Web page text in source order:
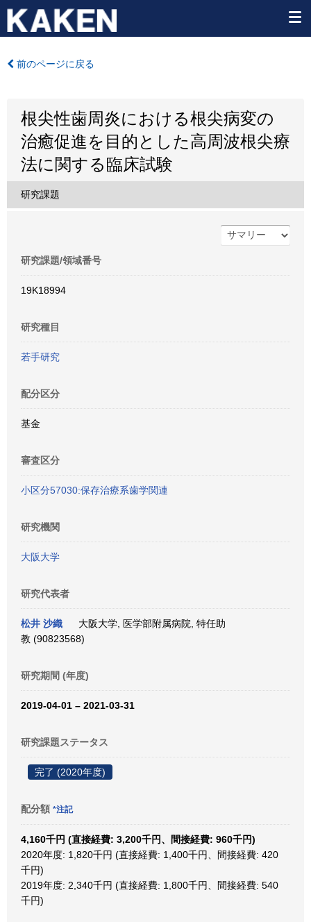
前のページに戻る
根尖性歯周炎における根尖病変の
治癒促進を目的とした高周波根尖療
法に関する臨床試験
研究課題
研究課題/領域番号
19K18994
研究種目
若手研究
配分区分
基金
審査区分
小区分57030:保存治療系歯学関連
研究機関
大阪大学
研究代表者
松井 沙織
大阪大学, 医学部附属病院, 特任助
教 (90823568)
研究期間 (年度)
2019-04-01 – 2021-03-31
研究課題ステータス
完了 (2020年度)
配分額 *注記
4,160千円 (直接経費: 3,200千円、間接経費: 960千円)
2020年度: 1,820千円 (直接経費: 1,400千円、間接経費: 420
千円)
2019年度: 2,340千円 (直接経費: 1,800千円、間接経費: 540
千円)